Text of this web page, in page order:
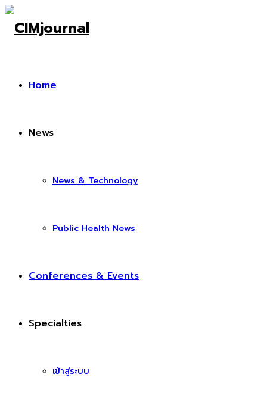
Home
News
News & Technology
Public Health News
Conferences & Events
Specialties
เข้าสู่ระบบ